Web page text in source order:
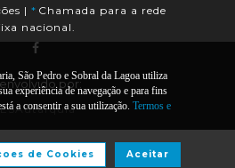
| * Chamada para a rede
nacional.
por:
São Pedro e Sobral da Lagoa utiliza
experiência de navegação e para fins
a consentir a sua utilização. Termos e
Aceitar
de Cookies